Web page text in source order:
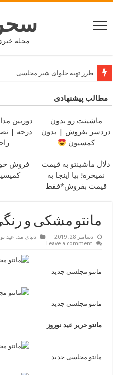
مجله
طرز تهیه حلوای شیر مجلسی
جدید ترین مدل های پافر زنانه و
مطالب پیشنهادی
ماشینت رو بدون
دردسر بفروش | بدون
کمسیون
درجه |
دلال ماشینتو به قیمت
نمیخره! بیا اینجا به
قیمت بفروش*فقط
فروش
مانتو مشکی و
دسامبر 28, 2019 دنیای مد, عید
Leave a comment
مانتو مجلسی جدید
مانتو مجلسی جدید
مانتو حریر عید نوروز
مانتو مجلسی جدید